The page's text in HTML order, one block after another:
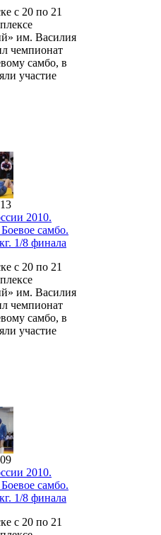
с 20 по 21
им. Василия
чемпионат
самбо, в
участие
2010.
самбо.
1/8 финала
с 20 по 21
им. Василия
чемпионат
самбо, в
участие
2010.
самбо.
1/8 финала
с 20 по 21